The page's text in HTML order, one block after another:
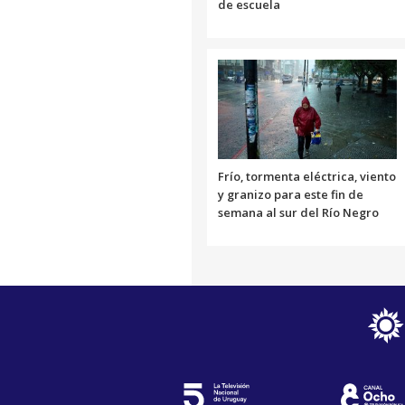
de escuela
Frío, tormenta eléctrica, viento
y granizo para este fin de
semana al sur del Río Negro